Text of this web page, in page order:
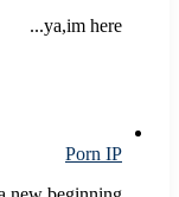
ya,im here...
Porn IP